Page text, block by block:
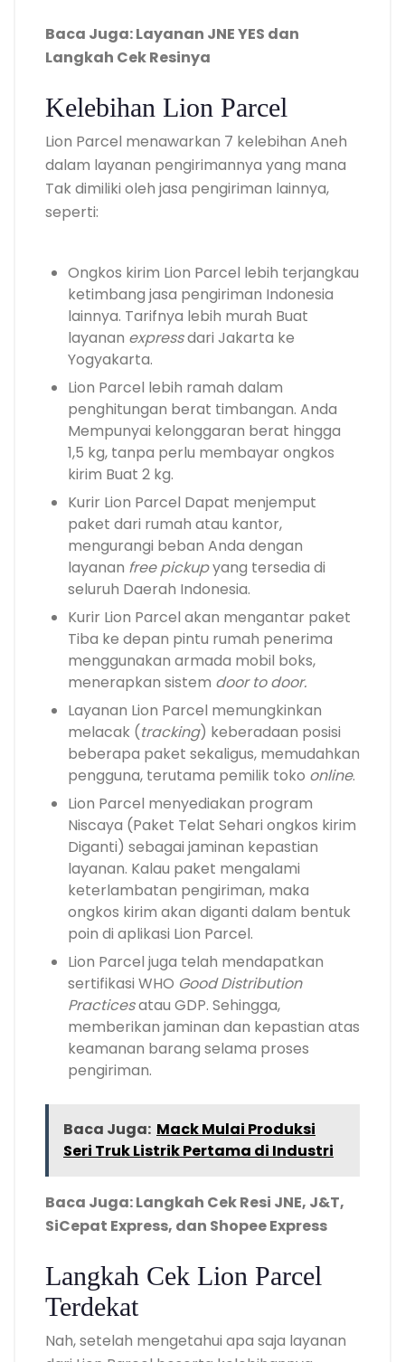
Baca Juga: Layanan JNE YES dan
Langkah Cek Resinya
Kelebihan Lion Parcel
Lion Parcel menawarkan 7 kelebihan Aneh
dalam layanan pengirimannya yang mana
Tak dimiliki oleh jasa pengiriman lainnya,
seperti:
Ongkos kirim Lion Parcel lebih terjangkau
ketimbang jasa pengiriman Indonesia
lainnya. Tarifnya lebih murah Buat
layanan expressdari Jakarta ke
Yogyakarta.
Lion Parcel lebih ramah dalam
penghitungan berat timbangan. Anda
Mempunyai kelonggaran berat hingga
1,5 kg, tanpa perlu membayar ongkos
kirim Buat 2 kg.
Kurir Lion Parcel Dapat menjemput
paket dari rumah atau kantor,
mengurangi beban Anda dengan
layanan free pickupyang tersedia di
seluruh Daerah Indonesia.
Kurir Lion Parcel akan mengantar paket
Tiba ke depan pintu rumah penerima
menggunakan armada mobil boks,
menerapkan sistem door to door.
Layanan Lion Parcel memungkinkan
melacak (tracking) keberadaan posisi
beberapa paket sekaligus, memudahkan
pengguna, terutama pemilik toko online.
Lion Parcel menyediakan program
Niscaya (Paket Telat Sehari ongkos kirim
Diganti) sebagai jaminan kepastian
layanan. Kalau paket mengalami
keterlambatan pengiriman, maka
ongkos kirim akan diganti dalam bentuk
poin di aplikasi Lion Parcel.
Lion Parcel juga telah mendapatkan
sertifikasi WHO Good Distribution
Practicesatau GDP. Sehingga,
memberikan jaminan dan kepastian atas
keamanan barang selama proses
pengiriman.
Baca Juga: Mack Mulai Produksi
Seri Truk Listrik Pertama di Industri
Baca Juga: Langkah Cek Resi JNE, J&T,
SiCepat Express, dan Shopee Express
Langkah Cek Lion Parcel
Terdekat
Nah, setelah mengetahui apa saja layanan